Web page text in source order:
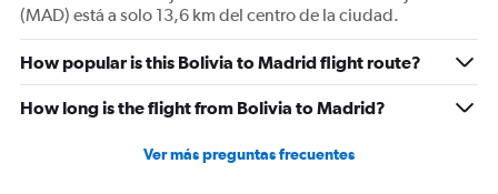
(MAD) está a solo 13,6 km del centro de la ciudad.
How popular is this Bolivia to Madrid flight route?
How long is the flight from Bolivia to Madrid?
Ver más preguntas frecuentes